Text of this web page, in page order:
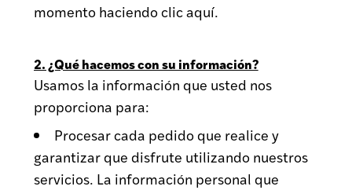
momento haciendo clic aquí.
2. ¿Qué hacemos con su información?
Usamos la información que usted nos
proporciona para:
Procesar cada pedido que realice y
garantizar que disfrute utilizando nuestros
servicios. La información personal que